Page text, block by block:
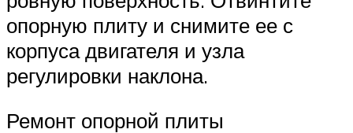
опорную плиту и снимите ее с
корпуса двигателя и узла
регулировки наклона.
Ремонт опорной плиты